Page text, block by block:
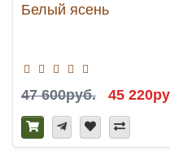
Белый ясень
47 600руб. 45